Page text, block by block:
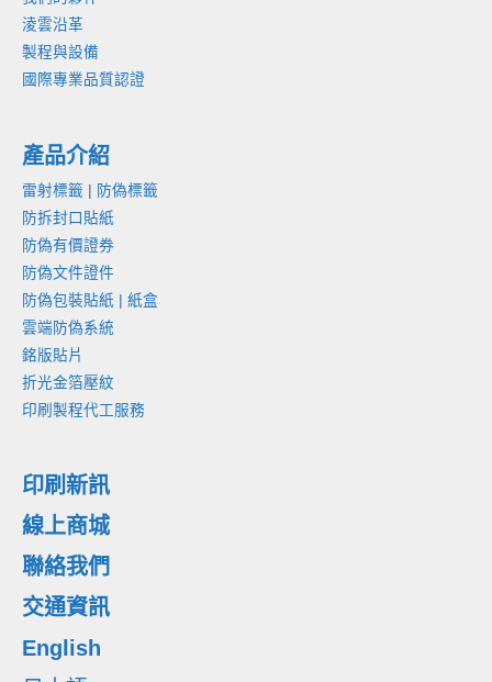
淩雲沿革
製程與設備
國際專業品質認證
產品介紹
雷射標籤 | 防偽標籤
防拆封口貼紙
防偽有價證券
防偽文件證件
防偽包裝貼紙 | 紙盒
雲端防偽系統
銘版貼片
折光金箔壓紋
印刷製程代工服務
印刷新訊
線上商城
聯絡我們
交通資訊
English